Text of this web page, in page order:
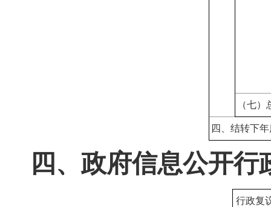
（七）
四、结转下
四、政府信息公开
行政复